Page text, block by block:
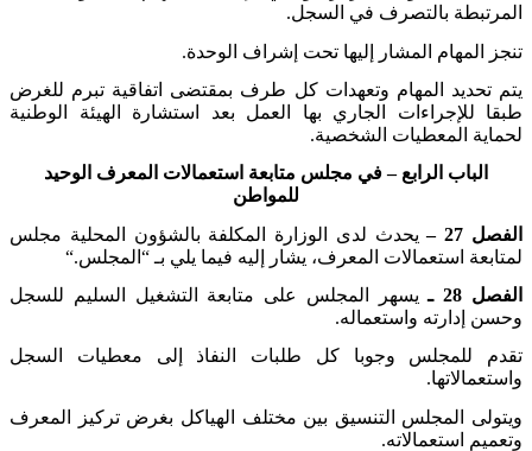
المرتبطة بالتصرف في السجل.
تنجز المهام المشار إليها تحت إشراف الوحدة.
يتم تحديد المهام وتعهدات كل طرف بمقتضى اتفاقية تبرم للغرض
طبقا للإجراءات الجاري بها العمل بعد استشارة الهيئة الوطنية
لحماية المعطيات الشخصية.
الباب الرابع – في مجلس متابعة استعمالات المعرف الوحيد
للمواطن
الفصل 27 –
يحدث لدى الوزارة المكلفة بالشؤون المحلية مجلس
لمتابعة استعمالات المعرف، يشار إليه فيما يلي بـ “المجلس“.
الفصل 28 ـ
يسهر المجلس على متابعة التشغيل السليم للسجل
وحسن إدارته واستعماله.
تقدم للمجلس وجوبا كل طلبات النفاذ إلى معطيات السجل
واستعمالاتها.
ويتولى المجلس التنسيق بين مختلف الهياكل بغرض تركيز المعرف
وتعميم استعمالاته.